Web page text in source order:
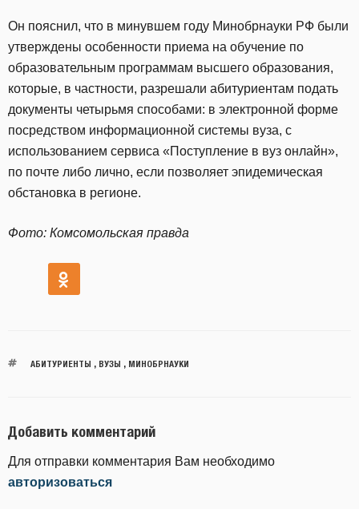
Он пояснил, что в минувшем году Минобрнауки РФ были
утверждены особенности приема на обучение по
образовательным программам высшего образования,
которые, в частности, разрешали абитуриентам подать
документы четырьмя способами: в электронной форме
посредством информационной системы вуза, с
использованием сервиса «Поступление в вуз онлайн»,
по почте либо лично, если позволяет эпидемическая
обстановка в регионе.
Фото: Комсомольская правда
АБИТУРИЕНТЫ , ВУЗЫ , МИНОБРНАУКИ
Добавить комментарий
Для отправки комментария Вам необходимо
авторизоваться